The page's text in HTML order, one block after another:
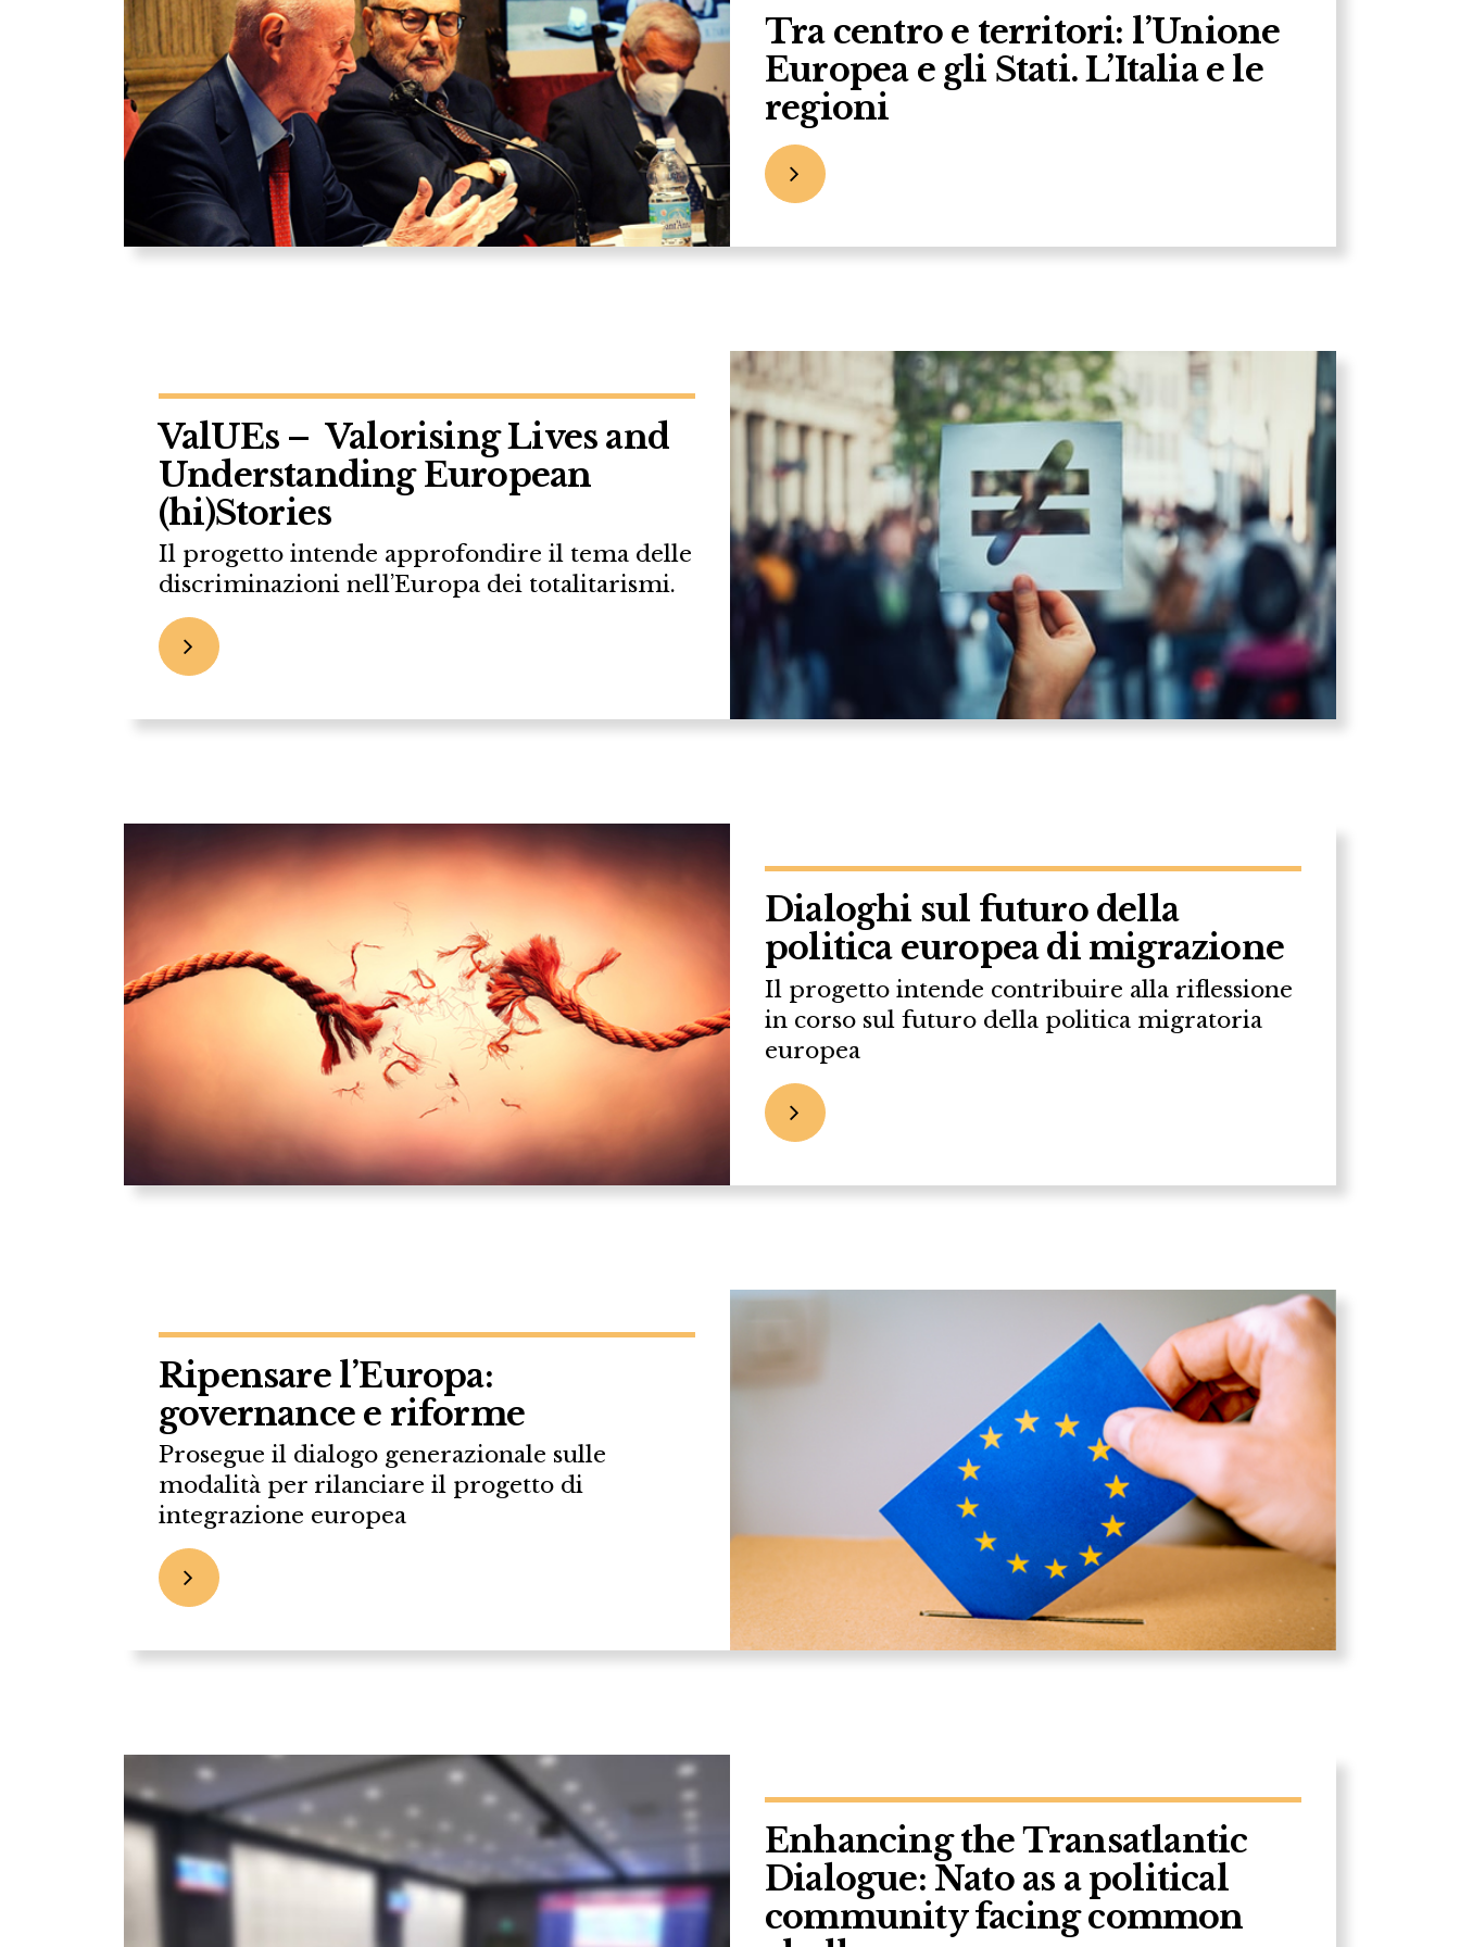
Tra centro e territori: l’Unione
Europea e gli Stati. L’Italia e le
regioni
ValUEs – Valorising Lives and
Understanding European
(hi)Stories
Il progetto intende approfondire il tema delle
discriminazioni nell’Europa dei totalitarismi.
Dialoghi sul futuro della
politica europea di migrazione
Il progetto intende contribuire alla riflessione
in corso sul futuro della politica migratoria
europea
Ripensare l’Europa:
governance e riforme
Prosegue il dialogo generazionale sulle
modalità per rilanciare il progetto di
integrazione europea
Enhancing the Transatlantic
Dialogue: Nato as a political
community facing common